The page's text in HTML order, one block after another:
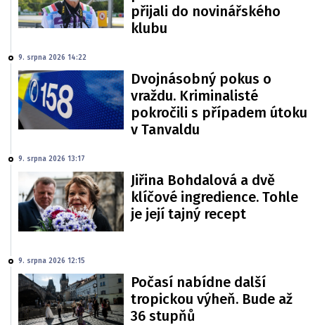
přijali do novinářského
klubu
9. srpna 2026 14:22
Dvojnásobný pokus o
vraždu. Kriminalisté
pokročili s případem útoku
v Tanvaldu
9. srpna 2026 13:17
Jiřina Bohdalová a dvě
klíčové ingredience. Tohle
je její tajný recept
9. srpna 2026 12:15
Počasí nabídne další
tropickou výheň. Bude až
36 stupňů